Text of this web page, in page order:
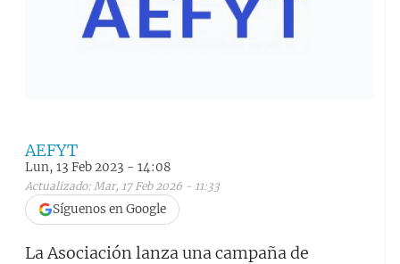
AEFYT
Lun, 13 Feb 2023 - 14:08
Actualizado: Mar, 17 Feb 2026 - 11:33
Síguenos en Google
La Asociación lanza una campaña de